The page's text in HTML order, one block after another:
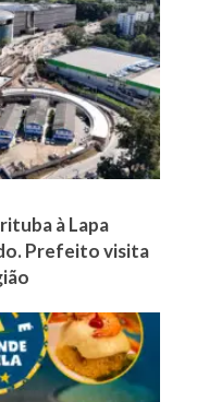
à Lapa
Prefeito visita